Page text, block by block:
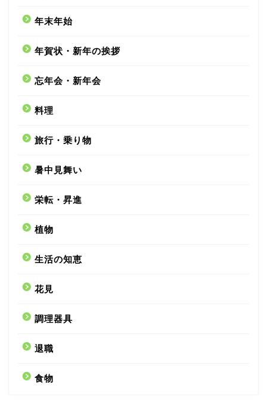
年末年始
年賀状・新年の挨拶
忘年会・新年会
料理
旅行・乗り物
暑中見舞い
栄転・昇進
植物
生活の知恵
花見
調理器具
退職
食物